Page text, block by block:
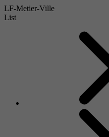
LF-Metier-Ville
List